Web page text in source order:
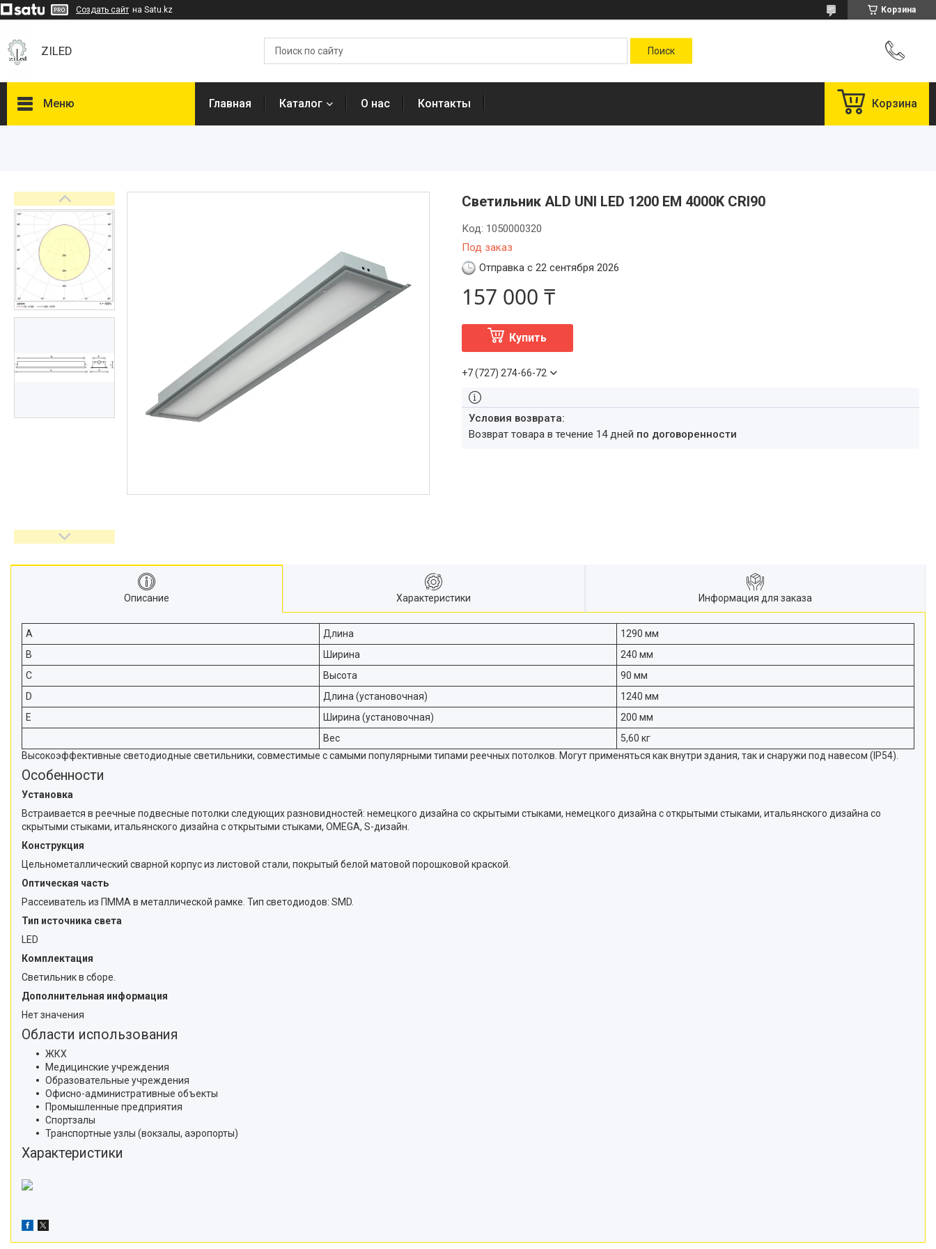
Создать сайт на Satu.kz Корзина
ZILED
Меню
ФАРЛАЙТ
NLCO
INNOLUX
Отзывы
Главная Каталог О нас Контакты Корзина
Светильник ALD UNI LED 1200 EM 4000K CRI90
Под заказ
Код: 1050000320
Отправка с 22 сентября 2026
157 000 ₸
Купить
+7 (727) 274-66-72
возврат товара в течение 14 дней по договоренности
Описание Характеристики Информация для заказа
A Длина
1290 мм
B
Ширина
240 мм
C
Высота
90 мм
D
Длина (установочная)
1240 мм
E
Ширина (установочная)
200 мм
Вес
5,60 кг
Высокоэффективные светодиодные светильники, совместимые с самыми популярными типами реечных потолков. Могут применяться как внутри здания, так и снаружи под навесом (IP54).
Особенности
Установка
Встраивается в реечные подвесные потолки следующих разновидностей: немецкого дизайна со скрытыми стыками, немецкого дизайна с открытыми стыками, итальянского дизайна со
скрытыми стыками, итальянского дизайна с открытыми стыками, OMEGA, S-дизайн.
Конструкция
Цельнометаллический сварной корпус из листовой стали, покрытый белой матовой порошковой краской.
Оптическая часть
Рассеиватель из ПММА в металлической рамке. Тип светодиодов: SMD.
Тип источника света
LED
Комплектация
Светильник в сборе.
Дополнительная информация
Нет значения
Области использования
ЖКХ
Медицинские учреждения
Образовательные учреждения
Офисно-административные объекты
Промышленные предприятия
Спортзалы
Транспортные узлы (вокзалы, аэропорты)
Характеристики